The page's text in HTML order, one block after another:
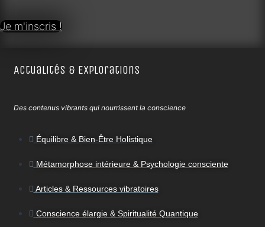
Je m'inscris !
Actualités & Explorations
Des contenus vibrants qui nourrissent la conscience
Équilibre & Bien-Être Holistique
Métamorphose intérieure & Psychologie consciente
Articles & Ressources vibratoires
Conscience élargie & Spiritualité Quantique